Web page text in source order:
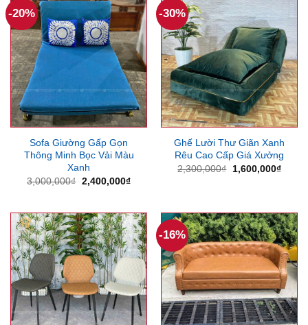
-20%
Sofa Giường Gấp Gọn
Thông Minh Bọc Vải Màu
Xanh
3,000,000₫ Giá
gốc
2,400,000₫Giá
2,400,000₫.
-30%
Ghế Lười Thư Giãn Xanh
Rêu Cao Cấp Giá Xưởng
2,300,000₫
Giá
gốc
1,600,000₫Giá
-16%